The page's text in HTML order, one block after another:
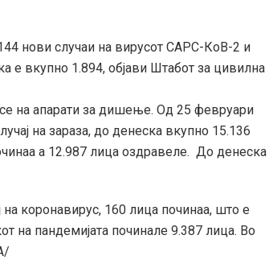
нови случаи на вирусот САРС-КоВ-2 и
е вкупно 1.894, објави Штабот за цивилна
на апарати за дишење. Од 25 февруари
на зараза, до денеска вкупно 15.136
а 12.987 лица оздравеле. До денеска
на коронавирус, 160 лица починаа, што е
на пандемијата починале 9.387 лица. Во